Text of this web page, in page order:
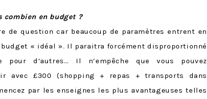
combien en budget ?
de question car beaucoup de paramètres entrent en
« idéal ». Il paraitra forcément disproportionné
pour d’autres… Il n’empêche que vous pouvez
avec £300 (shopping + repas + transports dans
par les enseignes les plus avantageuses telles